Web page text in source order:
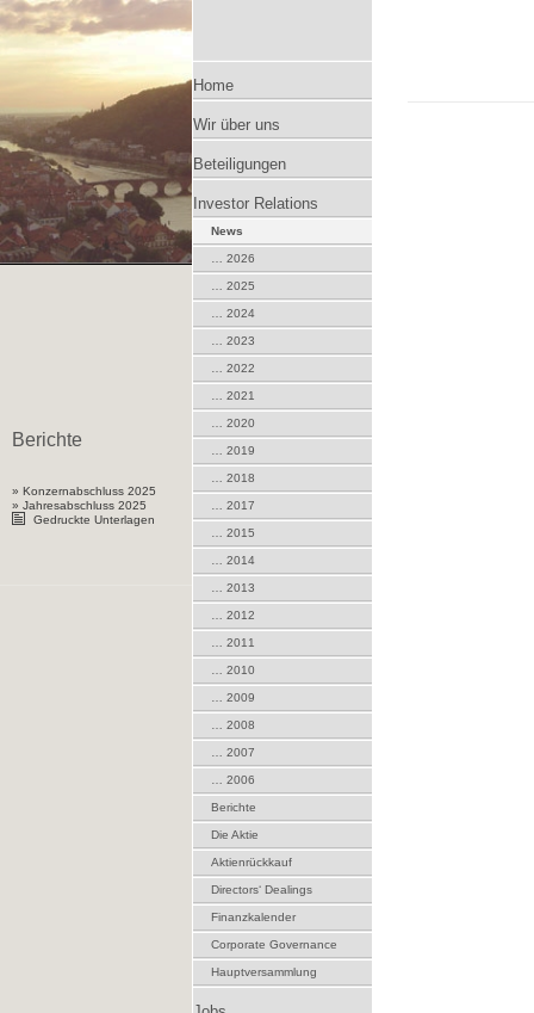
Berichte
» Konzernabschluss 2025
» Jahresabschluss 2025
Gedruckte Unterlagen
Zum
Inhalt
springen
Home
Wir über uns
Beteiligungen
Investor Relations
News
… 2026
… 2025
… 2024
… 2023
… 2022
… 2021
… 2020
… 2019
… 2018
… 2017
… 2015
… 2014
… 2013
… 2012
… 2011
… 2010
… 2009
… 2008
… 2007
… 2006
Berichte
Die Aktie
Aktienrückkauf
Directors‘ Dealings
Finanzkalender
Corporate Governance
Hauptversammlung